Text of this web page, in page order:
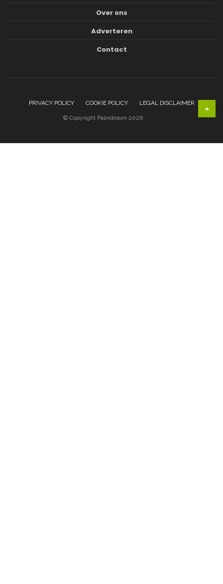
Over ons
Adverteren
Contact
PRIVACY POLICY COOKIE POLICY LEGAL DISCLAIMER
© Copyright Palindroom 2026